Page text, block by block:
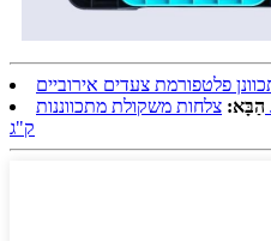
הַבָּא: צלחות משקולת מתכווננות Julyfit, 6 חתיכות צלחות במשקל 5
ק"ג